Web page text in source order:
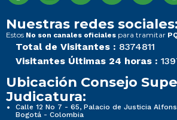
Nuestras redes sociales:
Estos No son canales oficiales para tramitar
Total de Visitantes : 8374811
Visitantes Últimas 24 horas :
Ubicación Consejo
Judicatura:
Calle 12 No 7 - 65, Palacio de Justicia
Bogotá - Colombia